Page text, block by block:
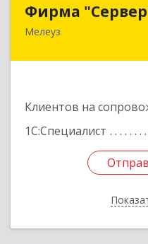
Фирма
Мелеуз
Клиентов на
1С:Специалист
453852,